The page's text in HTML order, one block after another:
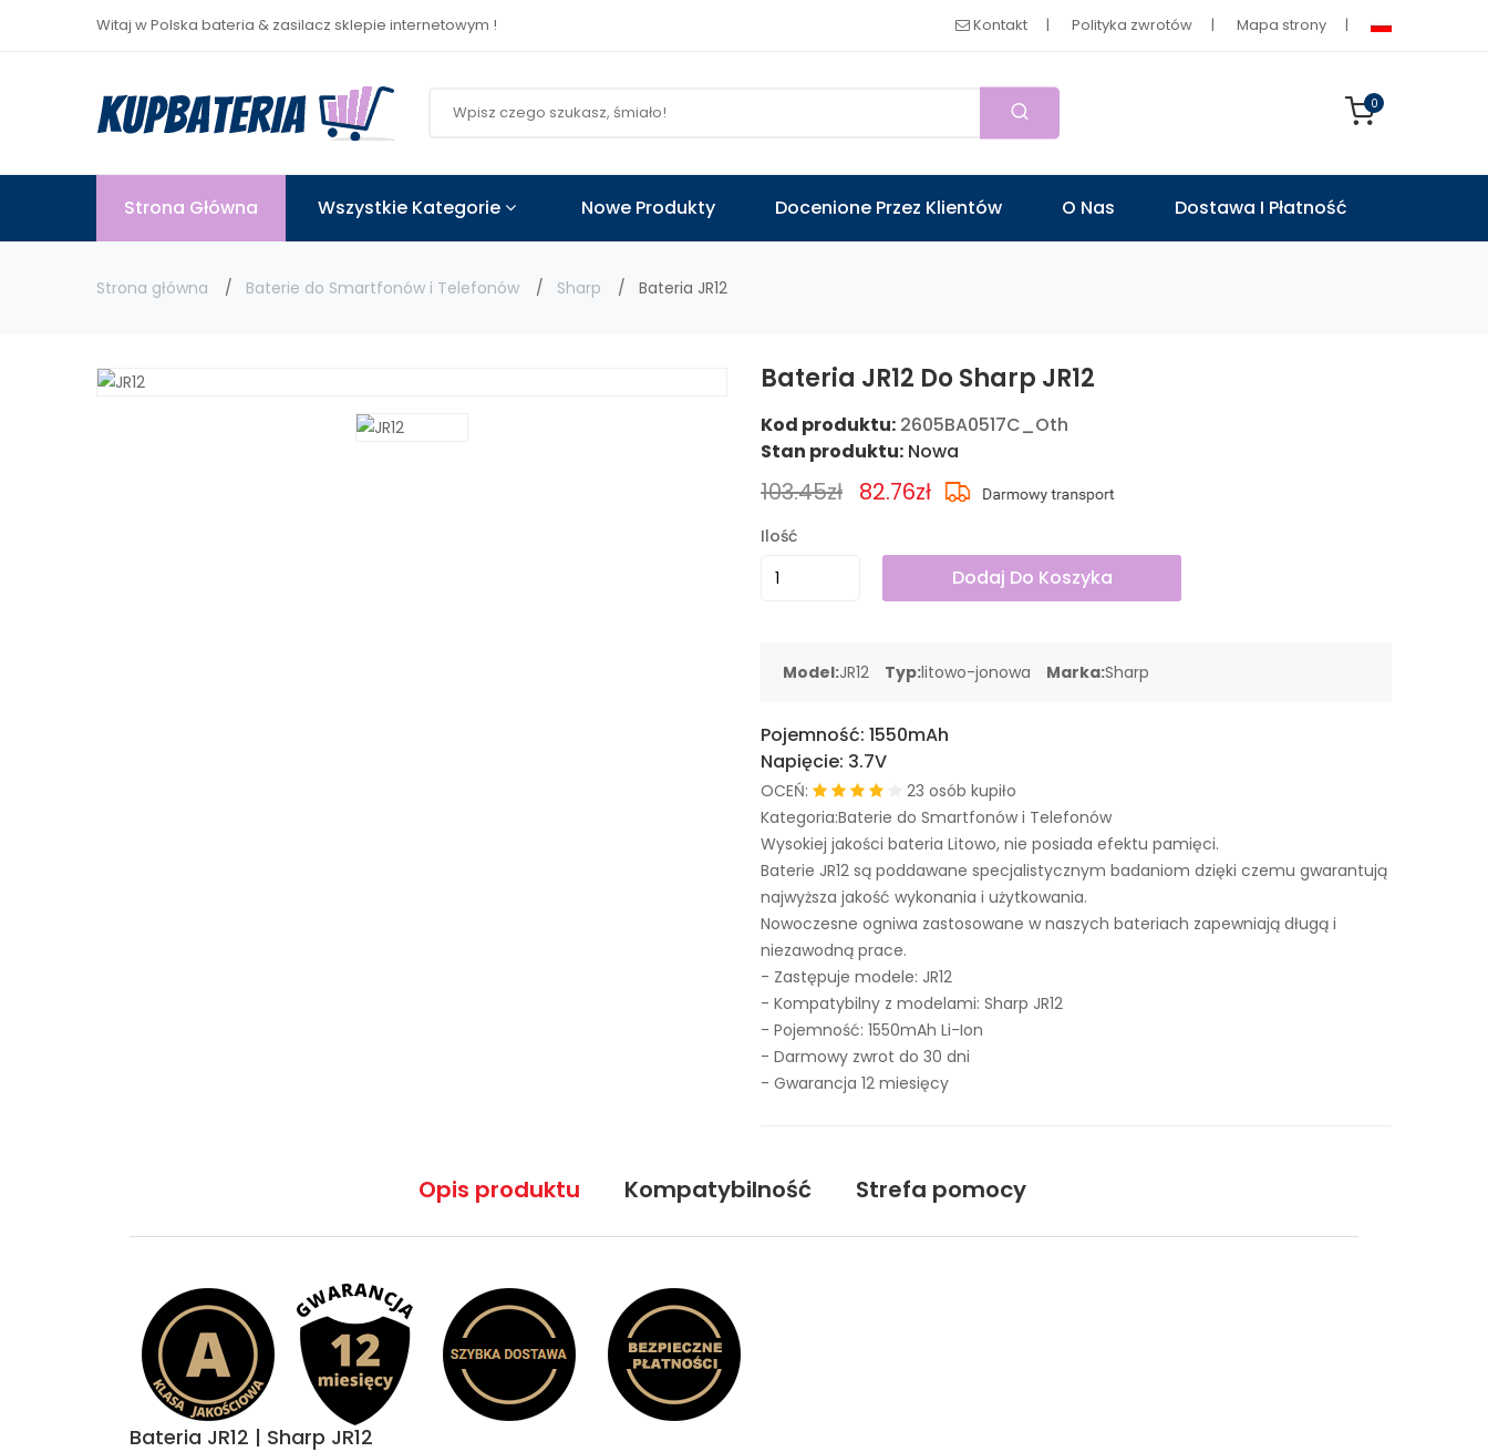
Witaj w Polska bateria & zasilacz sklepie internetowym ! Kontakt Polityka zwrotów Mapa strony
0
Strona Główna Wszystkie Kategorie Nowe Produkty Docenione Przez Klientów O Nas Dostawa I Płatność
Strona główna Baterie do Smartfonów i Telefonów Sharp Bateria JR12
Bateria JR12 Do Sharp JR12
Kod produktu: 2605BA0517C_Oth
Stan produktu: Nowa
103.45zł 82.76zł
Ilość
Dodaj Do Koszyka
Model:JR12 Typ:litowo-jonowa Marka:Sharp
Pojemność: 1550mAh
Napięcie: 3.7V
OCEŃ:
23 osób kupiło
Kategoria:Baterie do Smartfonów i Telefonów
Wysokiej jakości bateria Litowo, nie posiada efektu pamięci.
Baterie JR12 są poddawane specjalistycznym badaniom dzięki czemu gwarantują
najwyższa jakość wykonania i użytkowania.
Nowoczesne ogniwa zastosowane w naszych bateriach zapewniają długą i
niezawodną prace.
- Zastępuje modele: JR12
- Kompatybilny z modelami: Sharp JR12
- Pojemność: 1550mAh Li-Ion
- Darmowy zwrot do 30 dni
- Gwarancja 12 miesięcy
Opis produktu Kompatybilność Strefa pomocy
Bateria JR12 | Sharp JR12